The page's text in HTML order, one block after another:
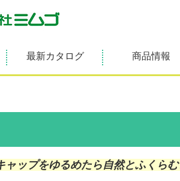
最新カタログ 商品情報
ャップをゆるめたら自然とふくら